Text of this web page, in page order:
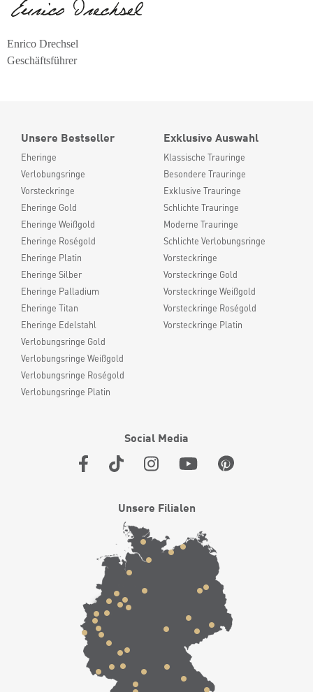
Enrico Drechsel
Geschäftsführer
Unsere Bestseller
Eheringe
Verlobungsringe
Vorsteckringe
Eheringe Gold
Eheringe Weißgold
Eheringe Roségold
Eheringe Platin
Eheringe Silber
Eheringe Palladium
Eheringe Titan
Eheringe Edelstahl
Verlobungsringe Gold
Verlobungsringe Weißgold
Verlobungsringe Roségold
Verlobungsringe Platin
Exklusive Auswahl
Klassische Trauringe
Besondere Trauringe
Exklusive Trauringe
Schlichte Trauringe
Moderne Trauringe
Schlichte Verlobungsringe
Vorsteckringe
Vorsteckringe Gold
Vorsteckringe Weißgold
Vorsteckringe Roségold
Vorsteckringe Platin
Social Media
Unsere Filialen